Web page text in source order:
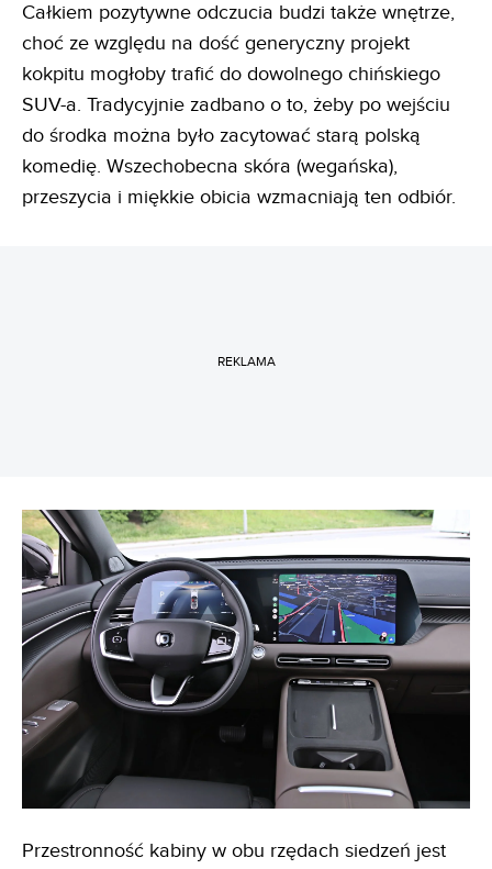
Całkiem pozytywne odczucia budzi także wnętrze,
choć ze względu na dość generyczny projekt
kokpitu mogłoby trafić do dowolnego chińskiego
SUV-a. Tradycyjnie zadbano o to, żeby po wejściu
do środka można było zacytować starą polską
komedię. Wszechobecna skóra (wegańska),
przeszycia i miękkie obicia wzmacniają ten odbiór.
REKLAMA
Przestronność kabiny w obu rzędach siedzeń jest